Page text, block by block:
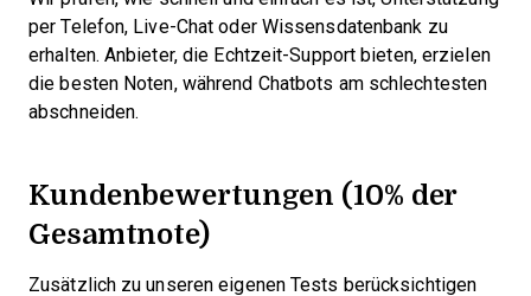
per Telefon, Live-Chat oder Wissensdatenbank zu
erhalten. Anbieter, die Echtzeit-Support bieten, erzielen
die besten Noten, während Chatbots am schlechtesten
abschneiden.
Kundenbewertungen (10% der
Gesamtnote)
Zusätzlich zu unseren eigenen Tests berücksichtigen